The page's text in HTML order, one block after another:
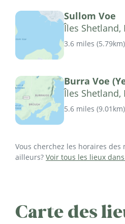
Sullom Voe
Îles Shetland,
3.6 miles (5.79km)
Burra Voe
Îles Shetland,
5.6 miles (9.01km)
Vous cherchez les horaires des
ailleurs? Voir tous les lieux
Carte des